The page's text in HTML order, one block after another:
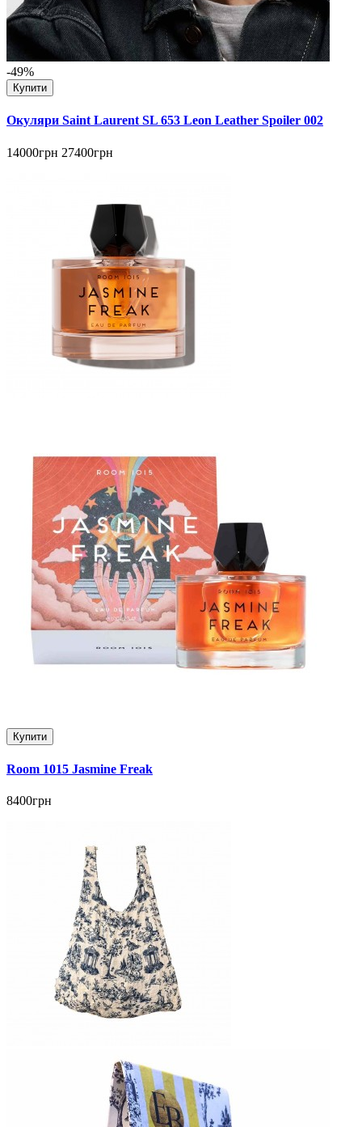
-49%
Купити
Окуляри Saint Laurent SL 653 Leon Leather Spoiler 002
14000грн 27400грн
Купити
Room 1015 Jasmine Freak
8400грн